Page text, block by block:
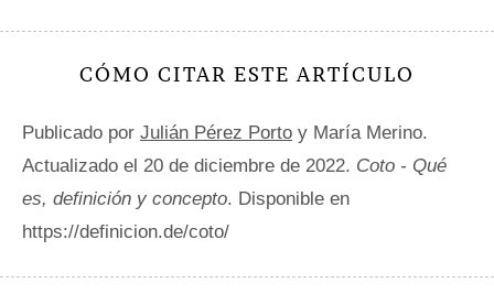
CÓMO CITAR ESTE ARTÍCULO
Publicado por Julián Pérez Porto y María Merino.
Actualizado el 20 de diciembre de 2022. Coto - Qué
es, definición y concepto. Disponible en
https://definicion.de/coto/